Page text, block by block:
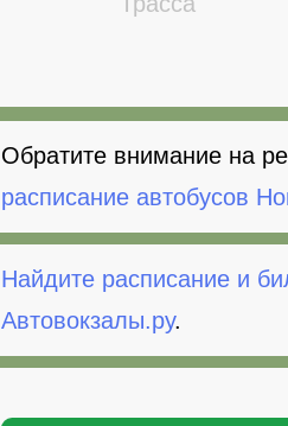
Обратите внимание на
расписание автобусов
Найдите расписание и
Автовокзалы.ру.